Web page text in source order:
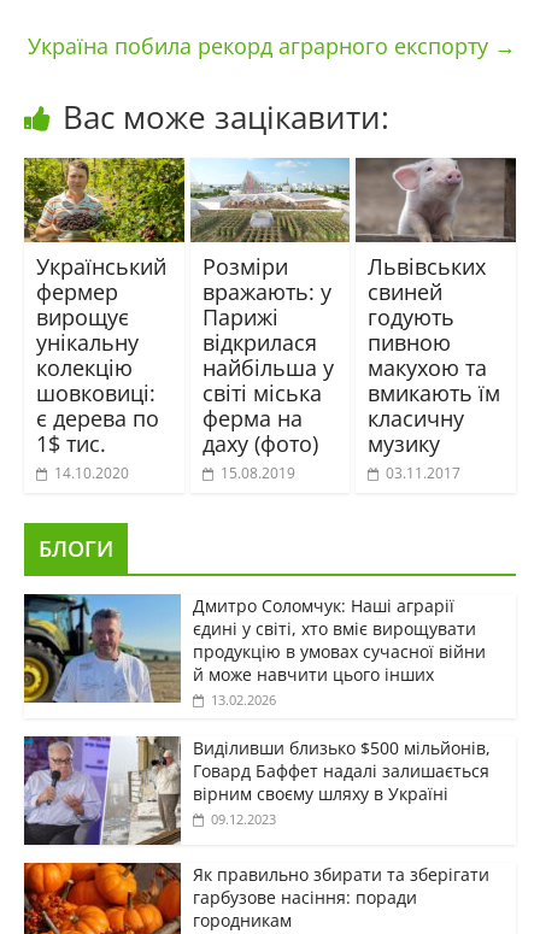
Україна побила рекорд аграрного експорту →
Вас може зацікавити:
Український
фермер
вирощує
унікальну
колекцію
шовковиці:
є дерева по
1$ тис.
14.10.2020
Розміри
вражають: у
Парижі
відкрилася
найбільша у
світі міська
ферма на
даху (фото)
15.08.2019
Львівських
свиней
годують
пивною
макухою та
вмикають їм
класичну
музику
03.11.2017
БЛОГИ
Дмитро Соломчук: Наші аграрії
єдині у світі, хто вміє вирощувати
продукцію в умовах сучасної війни
й може навчити цього інших
13.02.2026
Виділивши близько $500 мільйонів,
Говард Баффет надалі залишається
вірним своєму шляху в Україні
09.12.2023
Як правильно збирати та зберігати
гарбузове насіння: поради
городникам